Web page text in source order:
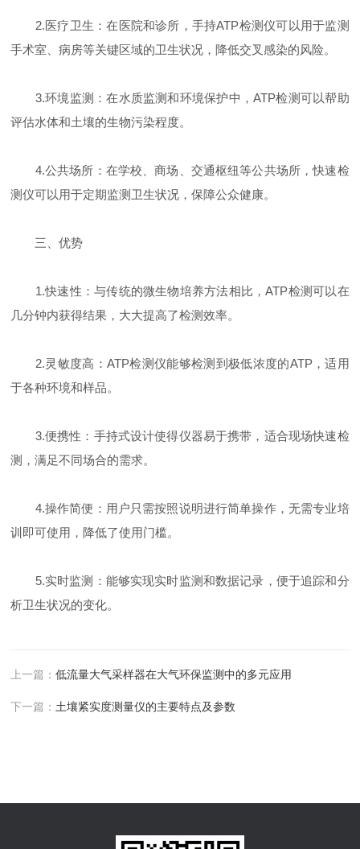
2.医疗卫生：在医院和诊所，手持ATP检测仪可以用于监测
手术室、病房等关键区域的卫生状况，降低交叉感染的风险。
3.环境监测：在水质监测和环境保护中，ATP检测可以帮助
评估水体和土壤的生物污染程度。
4.公共场所：在学校、商场、交通枢纽等公共场所，快速检
测仪可以用于定期监测卫生状况，保障公众健康。
三、优势
1.快速性：与传统的微生物培养方法相比，ATP检测可以在
几分钟内获得结果，大大提高了检测效率。
2.灵敏度高：ATP检测仪能够检测到极低浓度的ATP，适用
于各种环境和样品。
3.便携性：手持式设计使得仪器易于携带，适合现场快速检
测，满足不同场合的需求。
4.操作简便：用户只需按照说明进行简单操作，无需专业培
训即可使用，降低了使用门槛。
5.实时监测：能够实现实时监测和数据记录，便于追踪和分
析卫生状况的变化。
上一篇：低流量大气采样器在大气环保监测中的多元应用
下一篇： 土壤紧实度测量仪的主要特点及参数